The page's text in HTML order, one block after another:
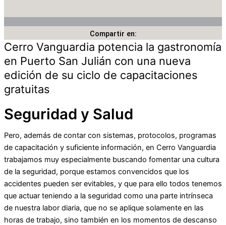
Compartir en:
Cerro Vanguardia potencia la gastronomía
en Puerto San Julián con una nueva
edición de su ciclo de capacitaciones
gratuitas
Seguridad y Salud
Pero, además de contar con sistemas, protocolos, programas
de capacitación y suficiente información, en Cerro Vanguardia
trabajamos muy especialmente buscando fomentar una cultura
de la seguridad, porque estamos convencidos que los
accidentes pueden ser evitables, y que para ello todos tenemos
que actuar teniendo a la seguridad como una parte intrínseca
de nuestra labor diaria, que no se aplique solamente en las
horas de trabajo, sino también en los momentos de descanso